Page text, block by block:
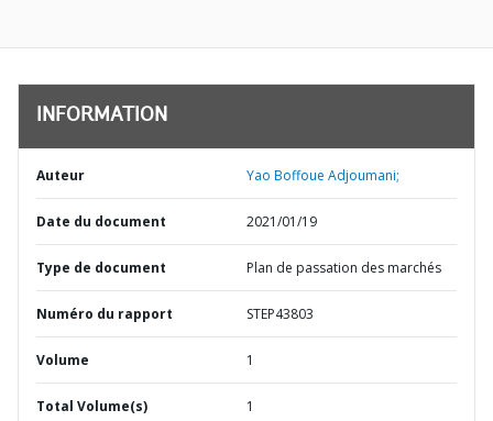
INFORMATION
Auteur Yao Boffoue Adjoumani;
Date du document 2021/01/19
Type de document Plan de passation des marchés
Numéro du rapport STEP43803
Volume 1
Total Volume(s) 1